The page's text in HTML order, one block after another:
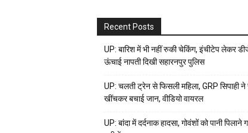
Recent Posts
UP: बारिश में भी नहीं रुकी चेकिंग, इंचीटेप लेकर
ऊंचाई नापती दिखी सहारनपुर पुलिस
UP: चलती ट्रेन से फिसली महिला, GRP सिपाही
खींचकर बचाई जान, वीडियो वायरल
UP: बांदा में दर्दनाक हादसा, गोवंशों को पानी